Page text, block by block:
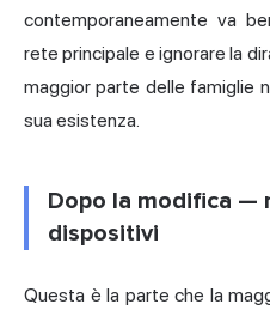
contemporaneamente va
rete principale e ignorare la
maggior parte delle famiglie
sua esistenza.
Dopo la modifica —
dispositivi
Questa è la parte che la